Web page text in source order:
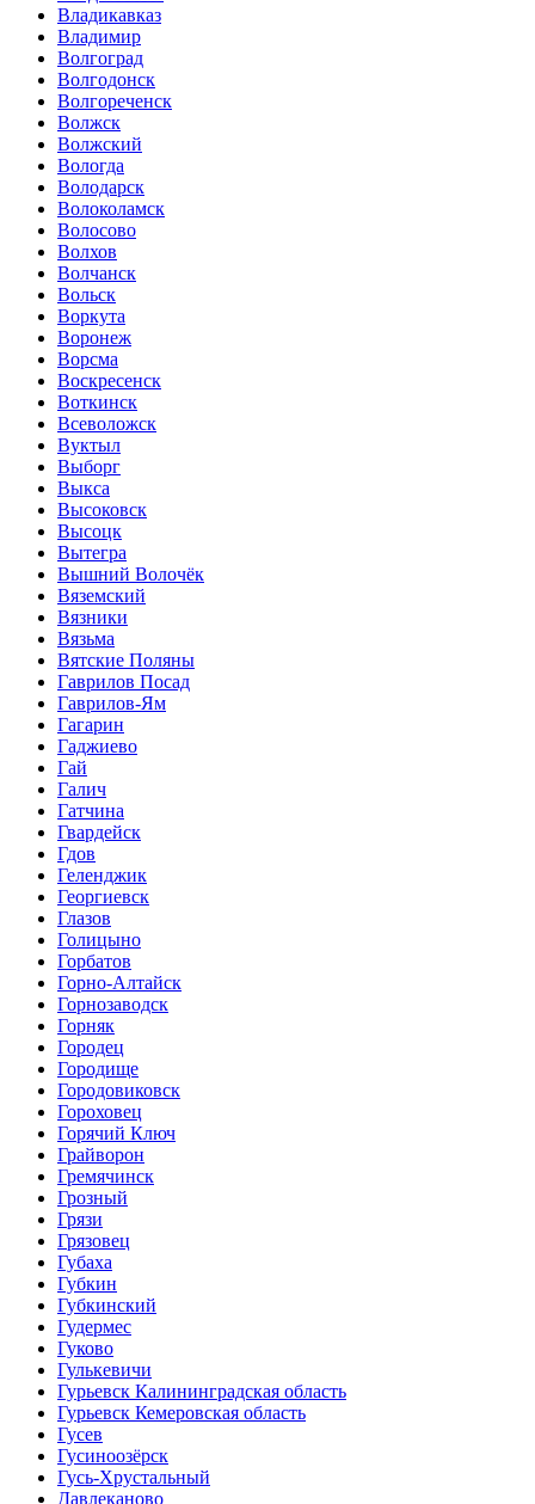
Владикавказ
Владимир
Волгоград
Волгодонск
Волгореченск
Волжск
Волжский
Вологда
Володарск
Волоколамск
Волосово
Волхов
Волчанск
Вольск
Воркута
Воронеж
Ворсма
Воскресенск
Воткинск
Всеволожск
Вуктыл
Выборг
Выкса
Высоковск
Высоцк
Вытегра
Вышний Волочёк
Вяземский
Вязники
Вязьма
Вятские Поляны
Гаврилов Посад
Гаврилов-Ям
Гагарин
Гаджиево
Гай
Галич
Гатчина
Гвардейск
Гдов
Геленджик
Георгиевск
Глазов
Голицыно
Горбатов
Горно-Алтайск
Горнозаводск
Горняк
Городец
Городище
Городовиковск
Гороховец
Горячий Ключ
Грайворон
Гремячинск
Грозный
Грязи
Грязовец
Губаха
Губкин
Губкинский
Гудермес
Гуково
Гулькевичи
Гурьевск Калининградская область
Гурьевск Кемеровская область
Гусев
Гусиноозёрск
Гусь-Хрустальный
Давлеканово